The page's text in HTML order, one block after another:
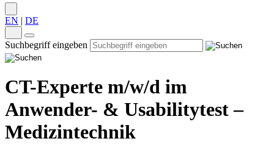
EN | DE
Suchbegriff eingeben
CT-Experte m/w/d im
Anwender- & Usabilitytest –
Medizintechnik